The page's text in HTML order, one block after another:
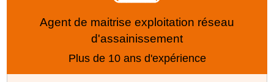
Agent de maitrise exploitation réseau
d'assainissement
Plus de 10 ans d'expérience